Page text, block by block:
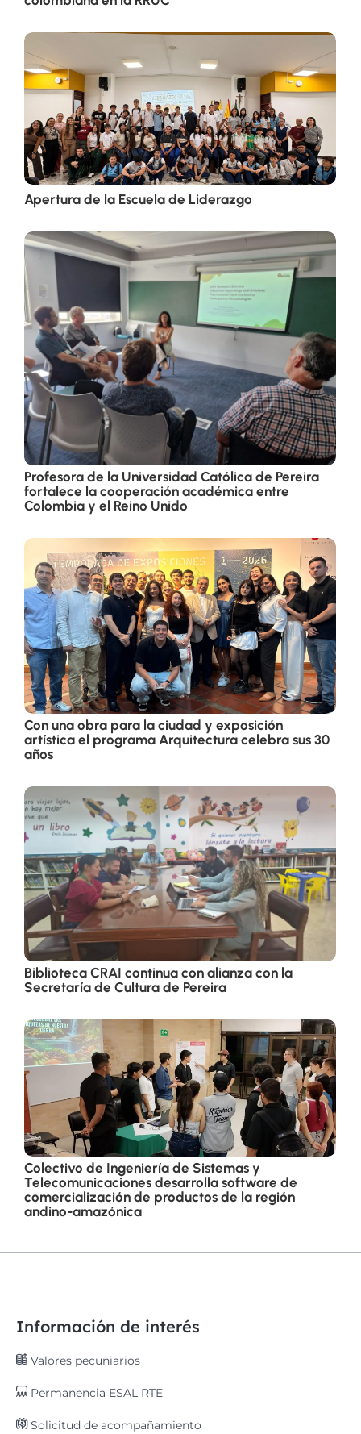
Apertura de la Escuela de Liderazgo
Profesora de la Universidad Católica de Pereira
fortalece la cooperación académica entre
Colombia y el Reino Unido
Con una obra para la ciudad y exposición
artística el programa Arquitectura celebra sus 30
años
Biblioteca CRAI continua con alianza con la
Secretaría de Cultura de Pereira
Colectivo de Ingeniería de Sistemas y
Telecomunicaciones desarrolla software de
comercialización de productos de la región
andino-amazónica
Información de interés
Valores pecuniarios
Permanencia ESAL RTE
Solicitud de acompañamiento